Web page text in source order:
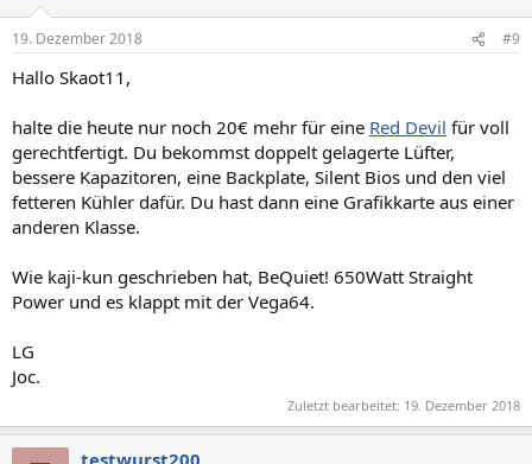
19. Dezember 2018 #9
Hallo Skaot11,
halte die heute nur noch 20€ mehr für eine Red Devil für voll
gerechtfertigt. Du bekommst doppelt gelagerte Lüfter,
bessere Kapazitoren, eine Backplate, Silent Bios und den viel
fetteren Kühler dafür. Du hast dann eine Grafikkarte aus einer
anderen Klasse.
Wie kaji-kun geschrieben hat, BeQuiet! 650Watt Straight
Power und es klappt mit der Vega64.
LG
Joc.
Zuletzt bearbeitet: 19. Dezember 2018
testwurst200